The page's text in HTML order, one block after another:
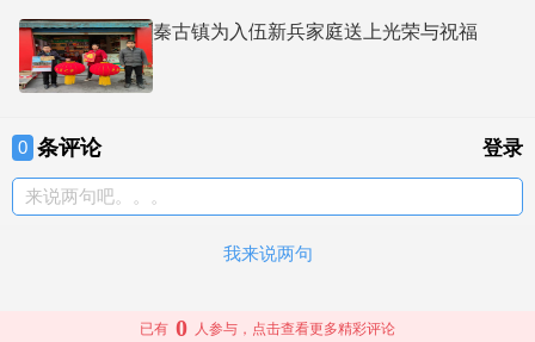
秦古镇为入伍新兵家庭送上光荣与祝福
0 条评论 登录
来说两句吧。。。
我来说两句
已有 0 人参与，点击查看更多精彩评论